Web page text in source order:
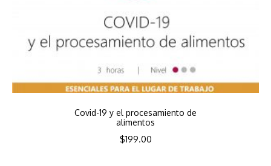
Covid-19 y el procesamiento de
alimentos
$199.00